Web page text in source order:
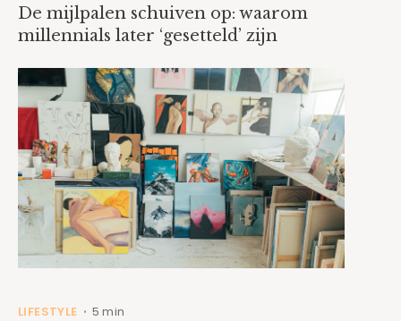
De mijlpalen schuiven op: waarom
millennials later ‘gesetteld’ zijn
LIFESTYLE • 5 min